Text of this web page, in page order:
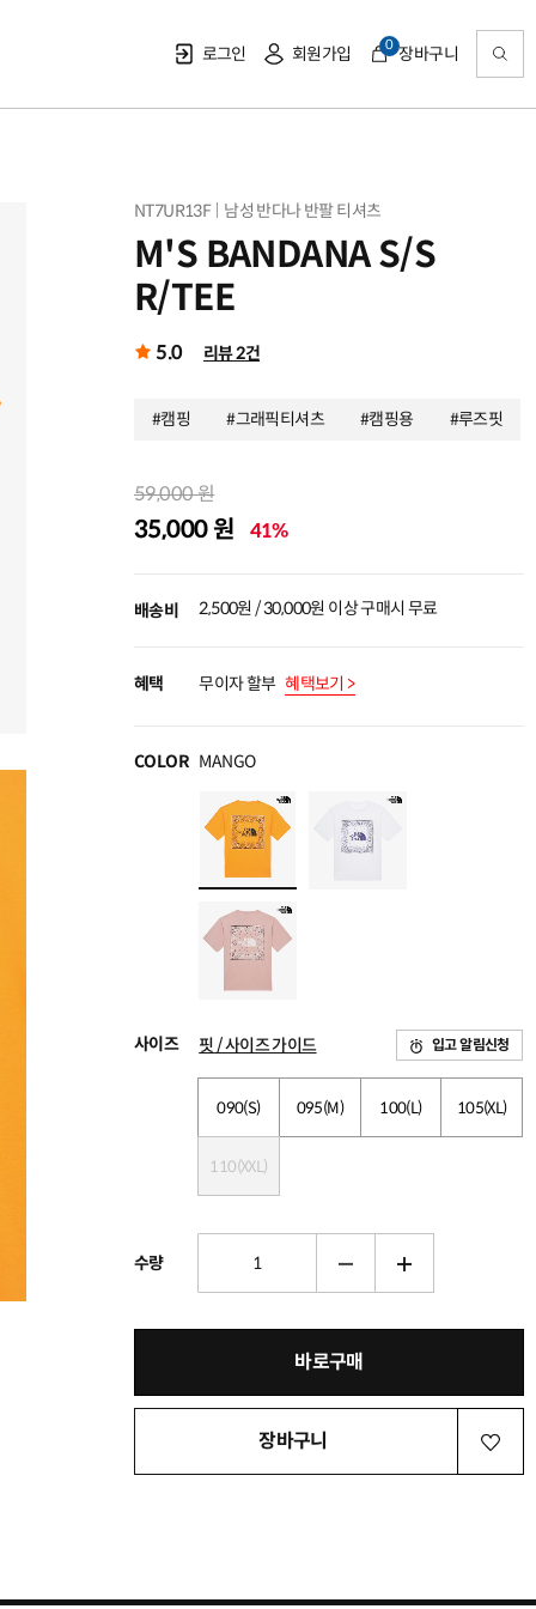
로그인 회원가입 장바구니
0
NT7UR13F 남성 반다나 반팔 티셔츠
M'S BANDANA S/S
R/TEE
5.0 리뷰 2건
#캠핑 #그래픽티셔츠 #캠핑용 #루즈핏
59,000 원
35,000 원 41%
배송비 2,500원 / 30,000원 이상 구매시 무료
혜택 무이자 할부 혜택보기 >
COLOR MANGO
사이즈 핏 / 사이즈 가이드 입고 알림신청
090(S) 095(M) 100(L) 105(XL)
110(XXL)
수량
바로구매
장바구니